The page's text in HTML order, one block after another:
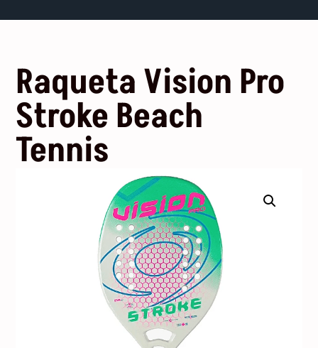
Raqueta Vision Pro
Stroke Beach
Tennis